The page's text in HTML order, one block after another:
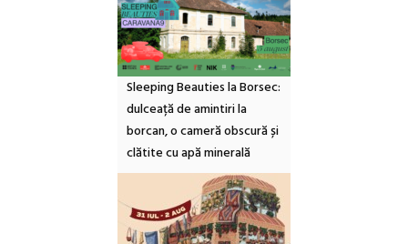
Sleeping Beauties la Borsec:
dulceață de amintiri la
borcan, o cameră obscură și
clătite cu apă minerală